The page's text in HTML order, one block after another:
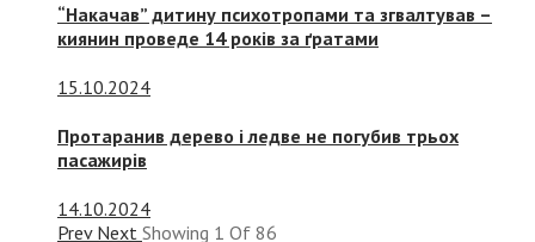
“Накачав” дитину психотропами та згвалтував –
киянин проведе 14 років за ґратами
15.10.2024
Протаранив дерево і ледве не погубив трьох
пасажирів
14.10.2024
Prev Next Showing 1 Of 86